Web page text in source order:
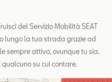
del Servizio Mobilità SEAT
lungo la tua strada grazie ad
sempre attivo, ovunque tu sia.
su cui contare.